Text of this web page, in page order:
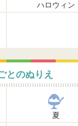
ハロウィン
とのぬりえ
夏